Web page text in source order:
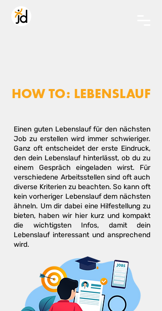
HOW TO: LEBENSLAUF
Einen guten Lebenslauf für den nächsten
Job zu erstellen wird immer schwieriger.
Ganz oft entscheidet der erste Eindruck,
den dein Lebenslauf hinterlässt, ob du zu
einem Gespräch eingeladen wirst. Für
verschiedene Arbeitsstellen sind oft auch
diverse Kriterien zu beachten. So kann oft
kein vorheriger Lebenslauf dem nächsten
ähneln. Um dir dabei eine Hilfestellung zu
bieten, haben wir hier kurz und kompakt
die wichtigsten Infos, damit dein
Lebenslauf interessant und ansprechend
wird.